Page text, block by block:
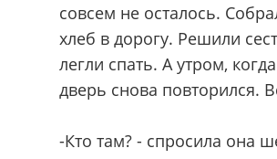
совсем не осталось.
хлеб в дорогу. Решили
легли спать. А утром,
дверь снова повторился.
-Кто там? - спросила она